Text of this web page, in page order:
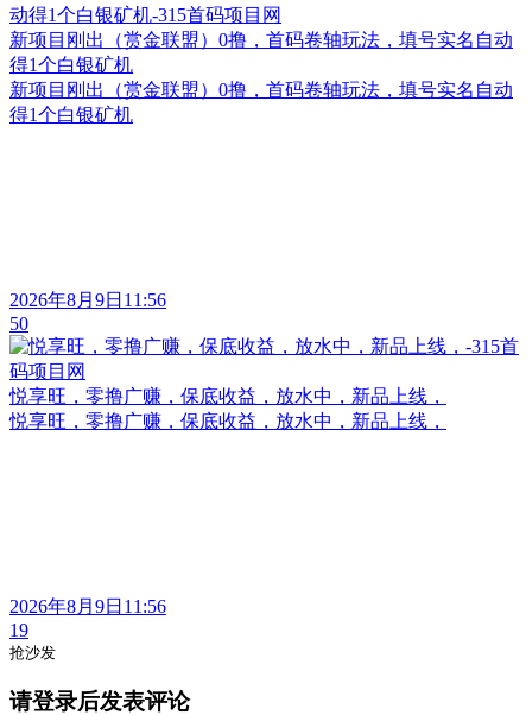
新项目刚出（赏金联盟）0撸，首码卷轴玩法，填号实名自动
得1个白银矿机
新项目刚出（赏金联盟）0撸，首码卷轴玩法，填号实名自动
得1个白银矿机
2026年8月9日11:56
50
悦享旺，零撸广赚，保底收益，放水中，新品上线，
悦享旺，零撸广赚，保底收益，放水中，新品上线，
2026年8月9日11:56
19
抢沙发
请登录后发表评论